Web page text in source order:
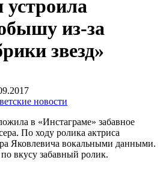
из-за
звезд»
новости
в «Инстаграме» забавное
По ходу ролика актриса
Яковлевича вокальными данными.
вкусу забавный ролик.